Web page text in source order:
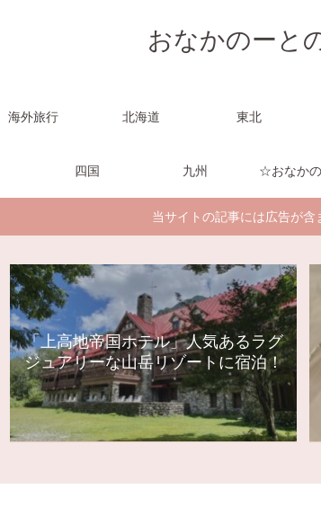
おなかのーと
海外旅行 北海道 東北
四国 九州 ☆おなか
当サイトの記事には広告が含
「上高地帝国ホテル」人気あるラグ
ジュアリーな山岳リゾートに宿泊！